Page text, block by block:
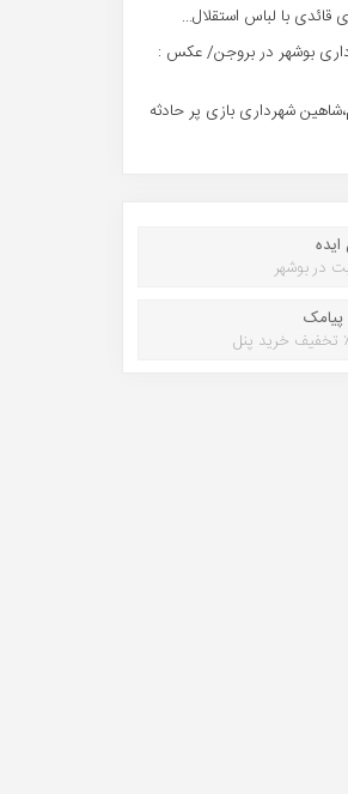
قائدی با لباس استقلال...
بوشهر در بروجن/ عکس :
شهرداری بازی پر حادثه
ایده
در بوشهر
پیامک